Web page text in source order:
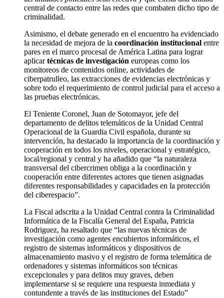
central de contacto entre las redes que combaten dicho tipo de
criminalidad.
Asimismo, el debate generado en el encuentro ha evidenciado
la necesidad de mejora de la coordinación institucional entre
pares en el marco procesal de América Latina para lograr
aplicartécnicas de investigación europeas como los
monitoreos de contenidos online, actividades de
ciberpatrulleo, las extracciones de evidencias electrónicas y
sobre todo el requerimiento de control judicial para el acceso a
las pruebas electrónicas.
El Teniente Coronel, Juan de Sotomayor, jefe del
departamento de delitos telemáticos de la Unidad Central
Operacional de la Guardia Civil española, durante su
intervención, ha destacado la importancia de la coordinación y
cooperación en todos los niveles, operacional y estratégico,
local/regional y central y ha añadido que “la naturaleza
transversal del cibercrimen obliga a la coordinación y
cooperación entre diferentes actores que tienen asignadas
diferentes responsabilidades y capacidades en la protección
del ciberespacio”.
La Fiscal adscrita a la Unidad Central contra la Criminalidad
Informática de la Fiscalía General del España, Patricia
Rodriguez, ha resaltado que “las nuevas técnicas de
investigación como agentes encubiertos informáticos, el
registro de sistemas informáticos y dispositivos de
almacenamiento masivo y el registro de forma telemática de
ordenadores y sistemas informáticos son técnicas
excepcionales y para delitos muy graves, deben
implementarse si se requiere una respuesta inmediata y
contundente a través de las instituciones del Estado”